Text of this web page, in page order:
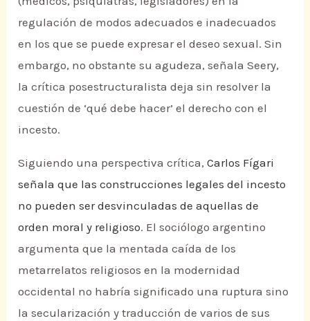
regulación de modos adecuados e inadecuados
en los que se puede expresar el deseo sexual. Sin
embargo, no obstante su agudeza, señala Seery,
la crítica posestructuralista deja sin resolver la
cuestión de ‘qué debe hacer’ el derecho con el
incesto.
Siguiendo una perspectiva crítica,Carlos Fígari
señala que las construcciones legales del incesto
no pueden ser desvinculadas de aquellas de
orden moral y religioso. El sociólogo argentino
argumenta que la mentada caída de los
metarrelatos religiosos en la modernidad
occidental no habría significado una ruptura sino
la secularización y traducción de varios de sus